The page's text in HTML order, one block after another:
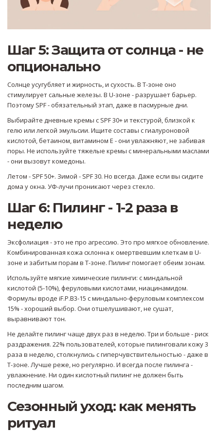
Шаг 5: Защита от солнца - не
опционально
Солнце усугубляет и жирность, и сухость. В Т-зоне оно
стимулирует сальные железы. В U-зоне - разрушает барьер.
Поэтому SPF - обязательный этап, даже в пасмурные дни.
Выбирайте дневные кремы с SPF 30+ и текстурой, близкой к
гелю или легкой эмульсии. Ищите составы с гиалуроновой
кислотой, бетаином, витамином Е - они увлажняют, не забивая
поры. Не используйте тяжелые кремы с минеральными маслами
- они вызовут комедоны.
Летом - SPF 50+. Зимой - SPF 30. Но всегда. Даже если вы сидите
дома у окна. УФ-лучи проникают через стекло.
Шаг 6: Пилинг - 1-2 раза в
неделю
Эксфолиация - это не про агрессию. Это про мягкое обновление.
Комбинированная кожа склонна к омертвевшим клеткам в U-
зоне и забитым порам в Т-зоне. Пилинг помогает обеим зонам.
Используйте мягкие химические пилинги: с миндальной
кислотой (5-10%), феруловыми кислотами, ниацинамидом.
Формулы вроде iF.P.B3-15 с миндально-феруловым комплексом
15% - хороший выбор. Они отшелушивают, не сушат,
выравнивают тон.
Не делайте пилинг чаще двух раз в неделю. Три и больше - риск
раздражения. 22% пользователей, которые пилинговали кожу 3
раза в неделю, столкнулись с гиперчувствительностью - даже в
Т-зоне. Лучше реже, но регулярно. И всегда после пилинга -
увлажнение. Ни один кислотный пилинг не должен быть
последним шагом.
Сезонный уход: как менять
ритуал